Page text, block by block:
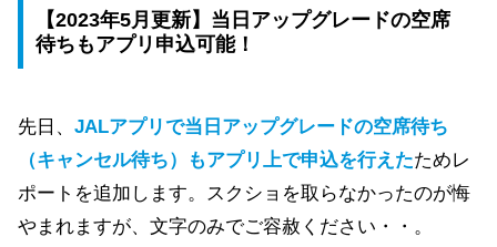
【2023年5月更新】当日アップグレードの空席
待ちもアプリ申込可能！
先日、 JALアプリで当日アップグレードの空席待ち
（キャンセル待ち）もアプリ上で申込を行えたためレ
ポートを追加します。スクショを取らなかったのが悔
やまれますが、文字のみでご容赦ください・・。